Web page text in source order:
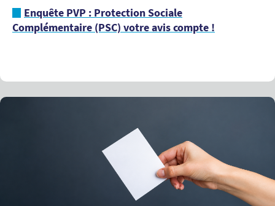
Enquête PVP : Protection Sociale
Complémentaire (PSC) votre avis compte !